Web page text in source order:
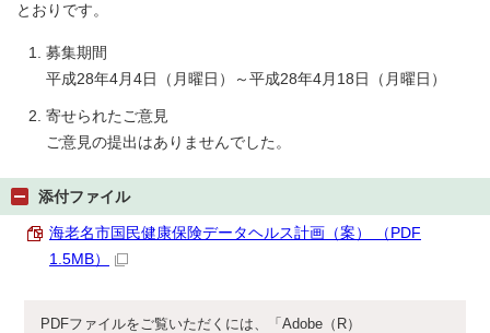
とおりです。
募集期間
平成28年4月4日（月曜日）～平成28年4月18日（月曜日）
寄せられたご意見
ご意見の提出はありませんでした。
添付ファイル
海老名市国民健康保険データヘルス計画（案） （PDF
1.5MB）
PDFファイルをご覧いただくには、「Adobe（R）